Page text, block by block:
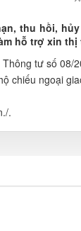
thu hồi,
hỗ trợ xin
tư số
chiếu ngoại
.